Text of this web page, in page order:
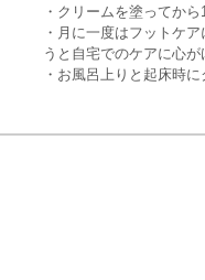
・クリームを塗ってか
・月に一度はフットケ
うと自宅でのケアに心が
・お風呂上りと起床時